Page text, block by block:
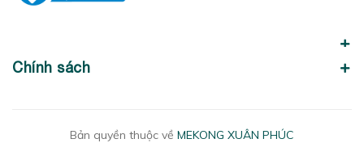
Chính sách
Bản quyền thuộc về MEKONG XUÂN PHÚC